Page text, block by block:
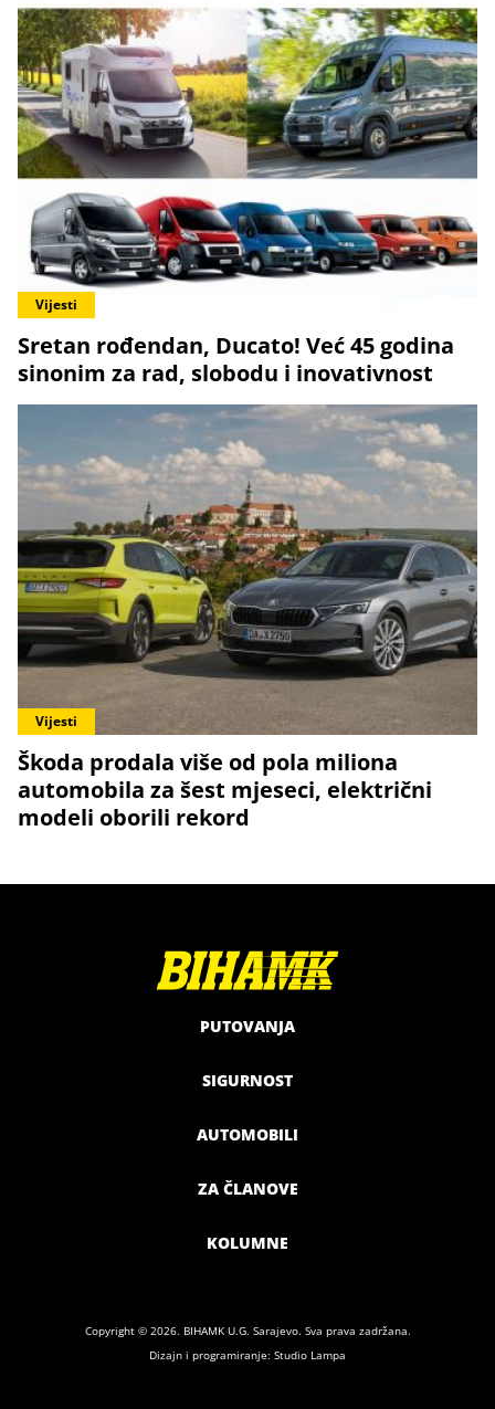
Vijesti
Sretan rođendan, Ducato! Već 45 godina
sinonim za rad, slobodu i inovativnost
Vijesti
Škoda prodala više od pola miliona
automobila za šest mjeseci, električni
modeli oborili rekord
PUTOVANJA
SIGURNOST
AUTOMOBILI
ZA ČLANOVE
KOLUMNE
Copyright © 2026. BIHAMK U.G. Sarajevo. Sva prava zadržana.
Dizajn i programiranje: Studio Lampa